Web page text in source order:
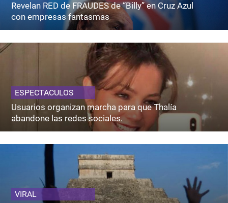
Revelan RED de FRAUDES de “Billy” en Cruz Azul
con empresas fantasmas
ESPECTACULOS
Usuarios organizan marcha para que Thalía
abandone las redes sociales.
VIRAL